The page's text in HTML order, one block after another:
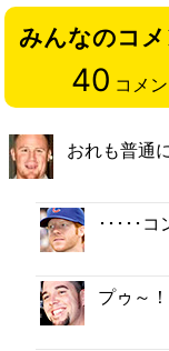
みんなのコメ
40 コメン
おれも普通
･････コ
プゥ～！